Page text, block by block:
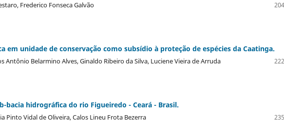
Frederico Fonseca Galvão
em unidade de conservação como subsídio à proteção de espécies da Caatinga.
Antônio Belarmino Alves, Ginaldo Ribeiro da Silva, Luciene Vieira de Arruda
bacia hidrográfica do rio Figueiredo - Ceará - Brasil.
Pinto Vidal de Oliveira, Calos Lineu Frota Bezerra